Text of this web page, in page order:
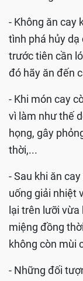
- Không ăn cay
tình phá hủy dạ
trước tiên cần
đó hãy ăn đến
- Khi món cay
vì làm như thế
họng, gây
thời,...
- Sau khi ăn
uống giải nhiệt
lại trên lưỡi
miệng đồng
không còn mùi
- Những đối